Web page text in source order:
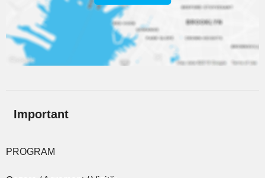
Important
PROGRAM